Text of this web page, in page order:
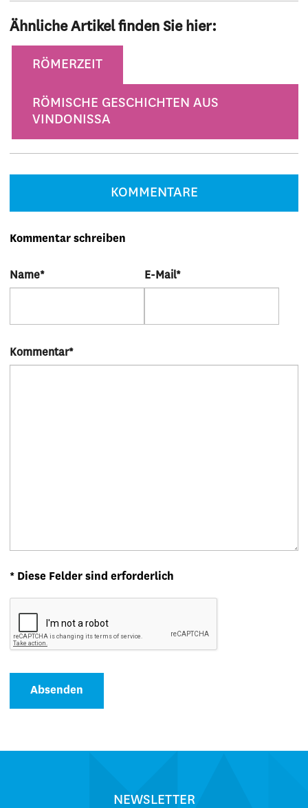
Ähnliche Artikel finden Sie hier:
Kategorien
RÖMERZEIT
RÖMISCHE GESCHICHTEN AUS
VINDONISSA
KOMMENTARE
Kommentar schreiben
Name* E-Mail*
Kommentar*
* Diese Felder sind erforderlich
Absenden
NEWSLETTER